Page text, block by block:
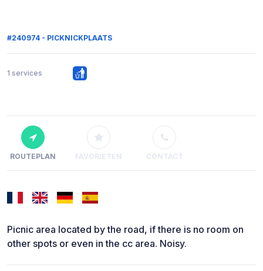
#240974 - PICKNICKPLAATS
1 services
ROUTEPLAN FAVORIETEN CONTACT
Picnic area located by the road, if there is no room on
other spots or even in the cc area. Noisy.